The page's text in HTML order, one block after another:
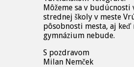
Môžeme sa v
strednej školy v meste
pôsobnosti mesta, aj keď
gymnázium nebude.
S pozdravom
Milan Nemček